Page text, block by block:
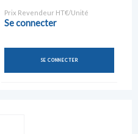
Prix Revendeur HT€/Unité
Se connecter
SE CONNECTER